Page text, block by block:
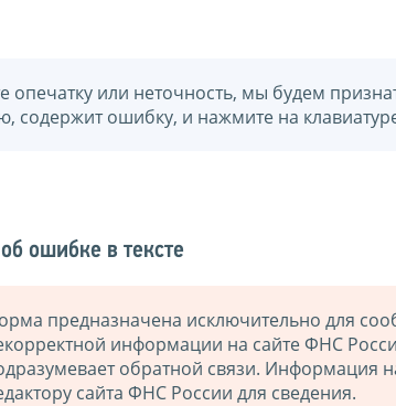
опечатку или неточность, мы будем
содержит ошибку, и нажмите на
ошибке в тексте
предназначена исключительно для
информации на сайте ФНС
обратной связи. Информация
сайта ФНС России для сведения.